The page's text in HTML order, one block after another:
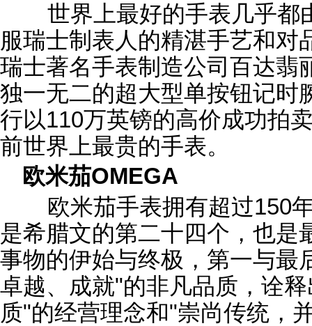
世界上最好的手表几乎都
服瑞士制表人的精湛手艺和对
瑞士著名手表制造公司百达翡
独一无二的超大型单按钮记时
行以110万英镑的高价成功拍
前世界上最贵的手表。
欧米茄OMEGA
欧米茄手表拥有超过150
是希腊文的第二十四个，也是
事物的伊始与终极，第一与最
卓越、成就"的非凡品质，诠
质"的经营理念和"崇尚传统，